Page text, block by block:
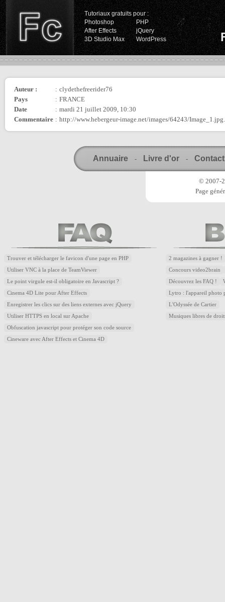
Tutoriaux gratuits pour :
Photoshop
PHP
After Effects
jQuery
3D Studio Max
WordPress
Auteur : : clydethefreerider76
Pays
: FRANCE
Date
: mardi 21 juillet 2009, 10:30
Commentaire : http://www.hebergeur-image.net/images/64243/
Annuaire - Livre d'or - Contact
© 2007-
Page
Trouver et télécharger le favicon d'une page en PHP
Utiliser VNC à la place de TeamViewer
Le point virgule est-il obligatoire en Javascript ?
Cinema 4D Lite pour After Effects
Enregistrer les clics sur des liens externes avec jQuery
Utiliser HTTPS en local sur Apache
Obfuscation javascript pour protéger son code source
Cineware avec After Effects et Cinema 4D
2 magazines à gagner !
Concours video2brain
Découvrez les FAQ !
Lytro : l'appareil photo
L'Odyssée de Cartier
Musiques libres de